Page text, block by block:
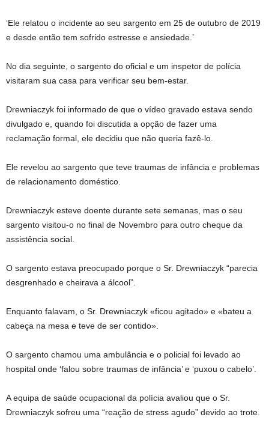
‘Ele relatou o incidente ao seu sargento em 25 de outubro de 2019
e desde então tem sofrido estresse e ansiedade.’
No dia seguinte, o sargento do oficial e um inspetor de polícia
visitaram sua casa para verificar seu bem-estar.
Drewniaczyk foi informado de que o vídeo gravado estava sendo
divulgado e, quando foi discutida a opção de fazer uma
reclamação formal, ele decidiu que não queria fazê-lo.
Ele revelou ao sargento que teve traumas de infância e problemas
de relacionamento doméstico.
Drewniaczyk esteve doente durante sete semanas, mas o seu
sargento visitou-o no final de Novembro para outro cheque da
assistência social.
O sargento estava preocupado porque o Sr. Drewniaczyk “parecia
desgrenhado e cheirava a álcool”.
Enquanto falavam, o Sr. Drewniaczyk «ficou agitado» e «bateu a
cabeça na mesa e teve de ser contido».
O sargento chamou uma ambulância e o policial foi levado ao
hospital onde ‘falou sobre traumas de infância’ e ‘puxou o cabelo’.
A equipa de saúde ocupacional da polícia avaliou que o Sr.
Drewniaczyk sofreu uma “reação de stress agudo” devido ao trote.